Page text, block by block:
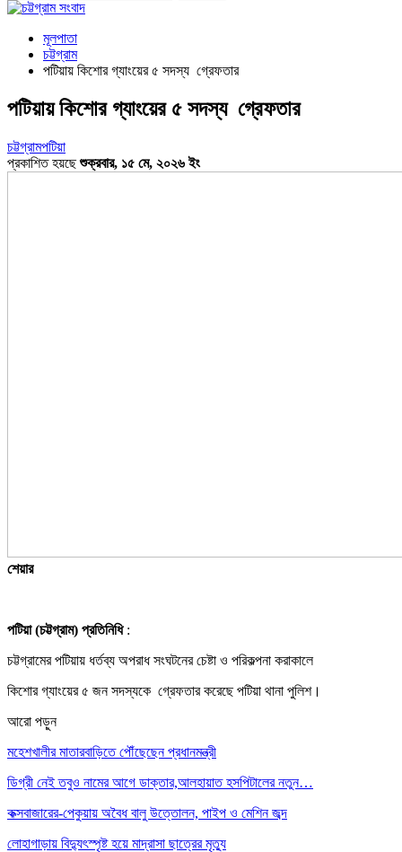
মূলপাতা
চট্টগ্রাম
পটিয়ায় কিশোর গ্যাংয়ের ৫ সদস্য গ্রেফতার
পটিয়ায় কিশোর গ্যাংয়ের ৫ সদস্য গ্রেফতার
চট্টগ্রামপটিয়া
প্রকাশিত হয়ছেশুক্রবার, ১৫ মে, ২০২৬ ইং
শেয়ার
পটিয়া (চট্টগ্রাম) প্রতিনিধি:
চট্টগ্রামের পটিয়ায় ধর্তব্য অপরাধ সংঘটনের চেষ্টা ও পরিকল্পনা করাকালে
কিশোর গ্যাংয়ের ৫ জন সদস্যকে গ্রেফতার করেছে পটিয়া থানা পুলিশ।
আরো পড়ুন
মহেশখালীর মাতারবাড়িতে পৌঁছেছেন প্রধানমন্ত্রী
ডিগ্রী নেই তবুও নামের আগে ডাক্তার,আলহায়াত হসপিটালের নতুন…
কক্সবাজারের-পেকুয়ায় অবৈধ বালু উত্তোলন, পাইপ ও মেশিন জব্দ
লোহাগাড়ায় বিদ্যুৎস্পৃষ্ট হয়ে মাদ্রাসা ছাত্রের মৃত্যু